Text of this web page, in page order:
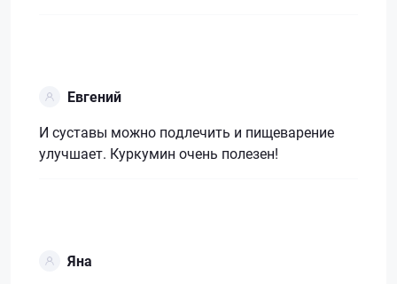
Евгений
И суставы можно подлечить и пищеварение
улучшает. Куркумин очень полезен!
Яна